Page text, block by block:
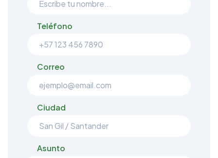
Teléfono
Correo
Ciudad
Asunto